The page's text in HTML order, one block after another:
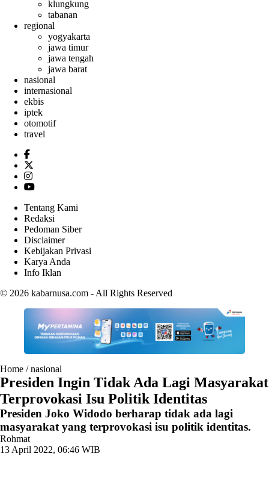
klungkung
tabanan
regional
yogyakarta
jawa timur
jawa tengah
jawa barat
nasional
internasional
ekbis
iptek
otomotif
travel
Tentang Kami
Redaksi
Pedoman Siber
Disclaimer
Kebijakan Privasi
Karya Anda
Info Iklan
© 2026 kabarnusa.com - All Rights Reserved
Home /nasional
Presiden Ingin Tidak Ada Lagi Masyarakat
Terprovokasi Isu Politik Identitas
Presiden Joko Widodo berharap tidak ada lagi
masyarakat yang terprovokasi isu politik identitas.
Rohmat
13 April 2022, 06:46 WIB